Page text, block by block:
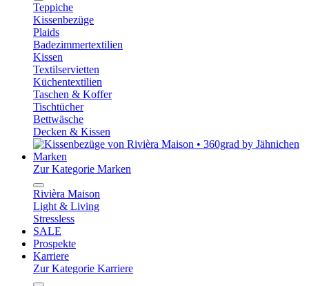
Teppiche
Kissenbezüge
Plaids
Badezimmertextilien
Kissen
Textilservietten
Küchentextilien
Taschen & Koffer
Tischtücher
Bettwäsche
Decken & Kissen
Marken
Zur Kategorie Marken
Rivièra Maison
Light & Living
Stressless
SALE
Prospekte
Karriere
Zur Kategorie Karriere